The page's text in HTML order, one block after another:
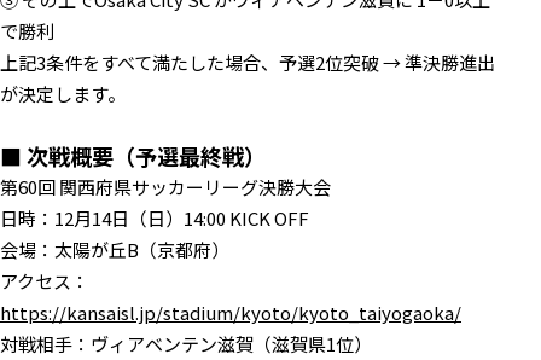
で勝利
上記3条件をすべて満たした場合、予選2位突破 → 準決勝進出
が決定します。
■ 次戦概要（予選最終戦）
第60回 関西府県サッカーリーグ決勝大会
日時：12月14日（日）14:00 KICK OFF
会場：太陽が丘B（京都府）
アクセス：
https://kansaisl.jp/stadium/kyoto/kyoto_taiyogaoka/
対戦相手：ヴィアベンテン滋賀（滋賀県1位）